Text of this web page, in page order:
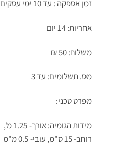
זמן אספקה : עד 10 ימי עסקים
אחריות:14 יום
משלוח:
מס. תשלומים: עד 3
מפרט טכני:
מידות הגומיה: אורך- 1.25 מ',
רוחב- 15 ס"מ, עובי- 0.5 מ"מ